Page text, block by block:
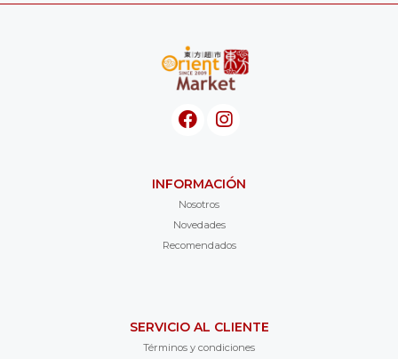
INFORMACIÓN
Nosotros
Novedades
Recomendados
SERVICIO AL CLIENTE
Términos y condiciones